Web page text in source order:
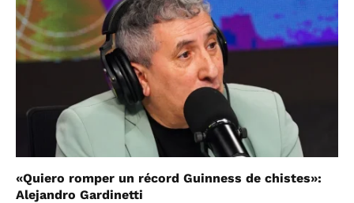
«Quiero romper un récord Guinness de chistes»:
Alejandro Gardinetti